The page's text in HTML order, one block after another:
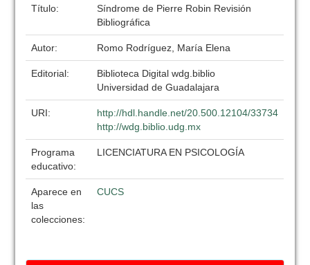
Título:
Síndrome de Pierre Robin Revisión
Bibliográfica
Autor: Romo Rodríguez, María Elena
Editorial:
Biblioteca Digital wdg.biblio
Universidad de Guadalajara
URI:
http://hdl.handle.net/20.500.12104/33734
http://wdg.biblio.udg.mx
Programa
educativo:
LICENCIATURA EN PSICOLOGÍA
Aparece en
las
colecciones:
CUCS